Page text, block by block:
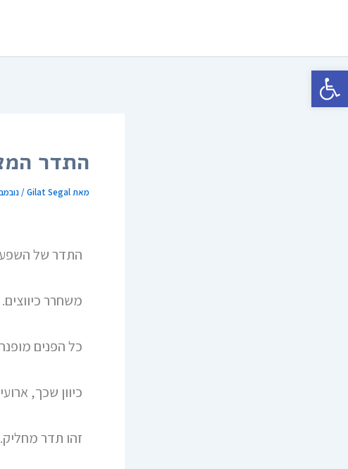
פתח סרגל נגישות
התדר
מאתGilat Segal
/נובמבר 14,
התדר של
משחרר כיווצים.
כל הפנים
כיוון שכך,
זהו תדר מחליק.